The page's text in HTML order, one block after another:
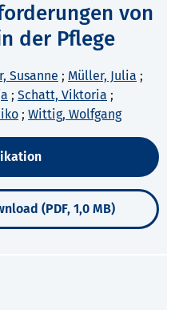
von
der Pflege
Susanne ; Müller, Julia ;
; Schatt, Viktoria ;
; Wittig, Wolfgang
(PDF, 1,0 MB)